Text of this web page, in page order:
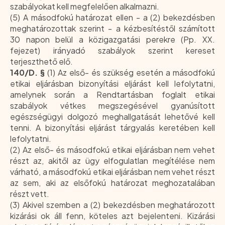
szabályokat kell megfelelően alkalmazni.
(5) A másodfokú határozat ellen - a (2) bekezdésben
meghatározottak szerint - a kézbesítéstől számított
30 napon belül a közigazgatási perekre (Pp. XX.
fejezet) irányadó szabályok szerint kereset
terjeszthető elő.
140/D. § (1) Az első- és szükség esetén a másodfokú
etikai eljárásban bizonyítási eljárást kell lefolytatni,
amelynek során a Rendtartásban foglalt etikai
szabályok vétkes megszegésével gyanúsított
egészségügyi dolgozó meghallgatását lehetővé kell
tenni. A bizonyítási eljárást tárgyalás keretében kell
lefolytatni.
(2) Az első- és másodfokú etikai eljárásban nem vehet
részt az, akitől az ügy elfogulatlan megítélése nem
várható, a másodfokú etikai eljárásban nem vehet részt
az sem, aki az elsőfokú határozat meghozatalában
részt vett.
(3) Akivel szemben a (2) bekezdésben meghatározott
kizárási ok áll fenn, köteles azt bejelenteni. Kizárási